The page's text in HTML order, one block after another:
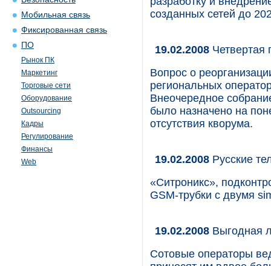
Мобильная связь
Фиксированная связь
ПО
Рынок ПК
Маркетинг
Торговые сети
Оборудование
Outsourcing
Кадры
Регулирование
Финансы
Web
созданных сетей до
19.02.2008 Четвертая
Вопрос о
региональных
Внеочередное
было назначено на
отсутствия кворума.
19.02.2008 Русские
«Ситроникс»,
GSM-трубки с двумя
19.02.2008 Выгодная
Сотовые операторы